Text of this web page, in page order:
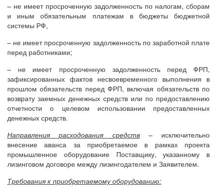
– не имеет просроченную задолженность по налогам, сборам
и иным обязательным платежам в бюджеты бюджетной
системы РФ,
– не имеет просроченную задолженность по заработной плате
перед работниками;
– не имеет просроченную задолженность перед ФРП,
зафиксированных фактов несвоевременного выполнения в
прошлом обязательств перед ФРП, включая обязательств по
возврату заемных денежных средств или по предоставлению
отчетности о целевом использовании предоставленных
денежных средств.
Направления расходования средств– исключительно
внесение аванса за приобретаемое в рамках проекта
промышленное оборудование Поставщику, указанному в
лизинговом договоре между лизингодателем и Заявителем.
Требования к приобретаемому оборудованию: